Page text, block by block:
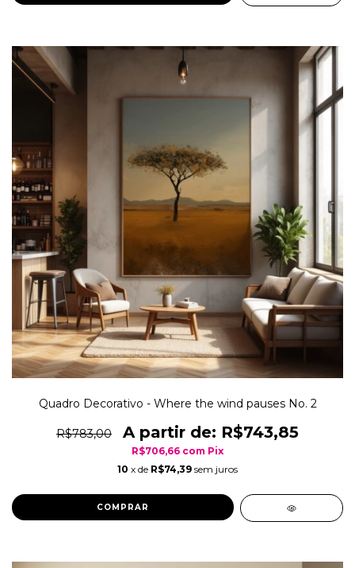
Quadro Decorativo - Where the wind pauses No. 2
R$783,00 R$743,85
R$706,66 com Pix
10 x de R$74,39 sem juros
COMPRAR